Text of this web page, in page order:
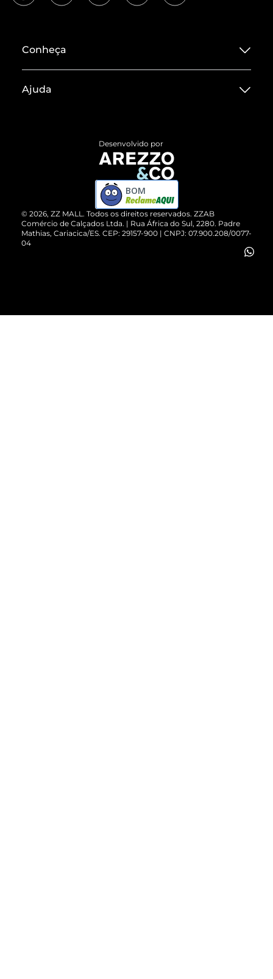
Conheça
Termos de Uso
ZZ MALL é confiável
Cartão Presente
Vendas Corporativas
Ajuda
Devolução do Produto
Compre pelo WhatsApp
© 2026, ZZ MALL. Todos os direitos reservados. ZZAB
Comércio de Calçados Ltda. | Rua África do Sul, 2280. Padre
Mathias, Cariacica/ES. CEP: 29157-900 | CNPJ: 07.900.208/0077-
04
Desenvolvido por
BOM